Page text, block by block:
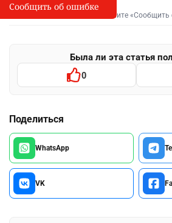
I
Сообщить об опечатке
Выделите фрагмент и нажмите «Сообщить
Была ли эта статья
0
Поделиться
WhatsApp
VK
Сообщить об ошибке